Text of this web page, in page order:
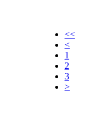
<<
<
1
2
3
>